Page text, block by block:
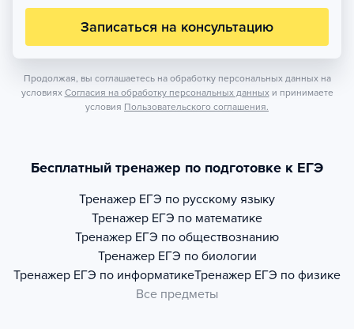
Записаться на консультацию
Продолжая, вы соглашаетесь на обработку персональных данных на
условиях Согласия на обработку персональных данных и принимаете
условия Пользовательского соглашения.
Бесплатный тренажер по подготовке к ЕГЭ
Тренажер ЕГЭ по русскому языку
Тренажер ЕГЭ по математике
Тренажер ЕГЭ по обществознанию
Тренажер ЕГЭ по биологии
Тренажер ЕГЭ по информатикеТренажер ЕГЭ по физике
Все предметы